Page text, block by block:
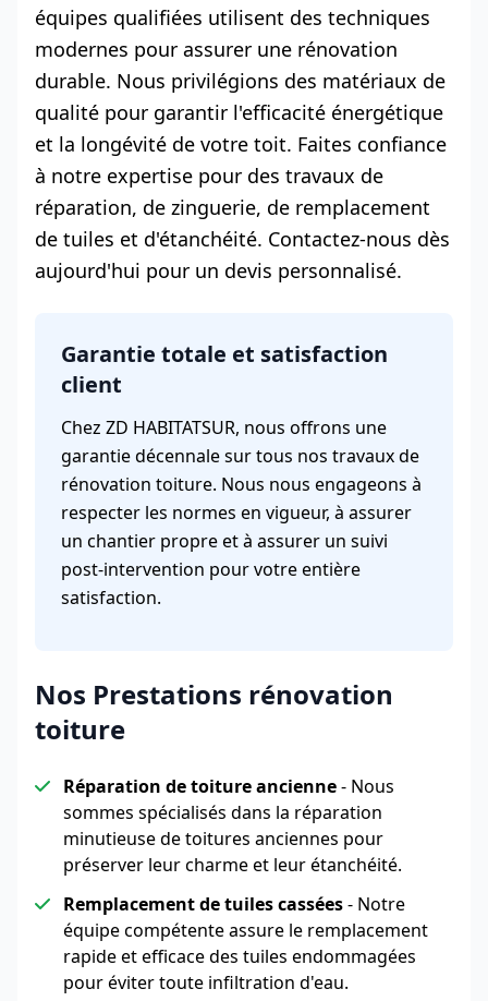
équipes qualifiées utilisent des techniques
modernes pour assurer une rénovation
durable. Nous privilégions des matériaux de
qualité pour garantir l'efficacité énergétique
et la longévité de votre toit. Faites confiance
à notre expertise pour des travaux de
réparation, de zinguerie, de remplacement
de tuiles et d'étanchéité. Contactez-nous dès
aujourd'hui pour un devis personnalisé.
Garantie totale et satisfaction
client
Chez ZD HABITATSUR, nous offrons une
garantie décennale sur tous nos travaux de
rénovation toiture. Nous nous engageons à
respecter les normes en vigueur, à assurer
un chantier propre et à assurer un suivi
post-intervention pour votre entière
satisfaction.
Nos Prestations rénovation
toiture
Réparation de toiture ancienne- Nous
sommes spécialisés dans la réparation
minutieuse de toitures anciennes pour
préserver leur charme et leur étanchéité.
Remplacement de tuiles cassées- Notre
équipe compétente assure le remplacement
rapide et efficace des tuiles endommagées
pour éviter toute infiltration d'eau.